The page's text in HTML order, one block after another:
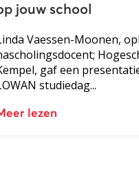
jouw school
Vaessen-Moonen,
gaf een
studiedag...
lezen